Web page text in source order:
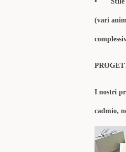
(vari
I nostri
cadmio,